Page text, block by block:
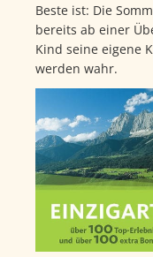
Beste ist: Die
bereits ab einer
Kind seine eigene
werden wahr.